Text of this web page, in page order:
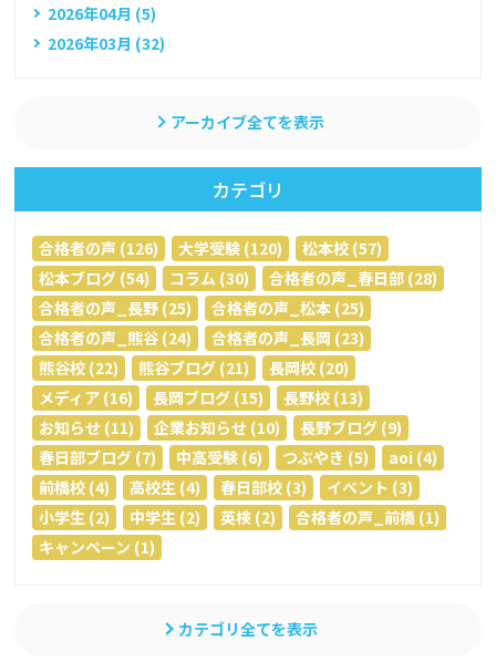
2026年04月 (5)
2026年03月 (32)
アーカイブ全てを表示
カテゴリ
合格者の声 (126) 大学受験 (120)
松本校 (57)
松本ブログ (54)
コラム (30)
合格者の声_春日部 (28)
合格者の声_長野 (25)
合格者の声_松本 (25)
合格者の声_熊谷 (24)
合格者の声_長岡 (23)
熊谷校 (22)
熊谷ブログ (21)
長岡校 (20)
メディア (16)
長岡ブログ (15)
長野校 (13)
お知らせ (11)
企業お知らせ (10)
長野ブログ (9)
春日部ブログ (7)
中高受験 (6) つぶやき (5)
aoi (4)
前橋校 (4)
高校生 (4) 春日部校 (3)
イベント (3)
小学生 (2)
中学生 (2) 英検 (2)
合格者の声_前橋 (1)
キャンペーン (1)
カテゴリ全てを表示